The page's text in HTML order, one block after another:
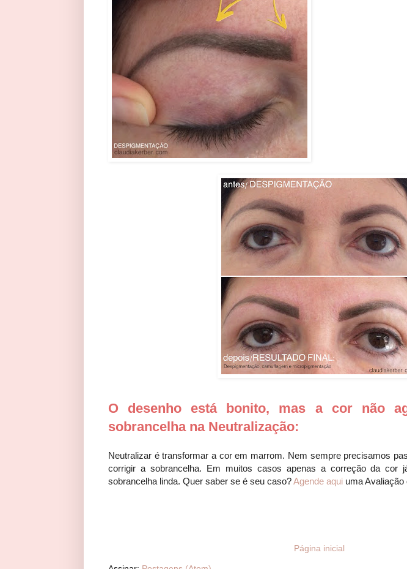
O desenho está bonito, mas a cor não
sobrancelha na Neutralização:
Neutralizar é transformar a cor em marrom. Nem sempre precisamos
corrigir a sobrancelha. Em muitos casos apenas a correção da cor
sobrancelha linda. Quer saber se é seu caso?Agende aqui uma Avaliação
Página inicial